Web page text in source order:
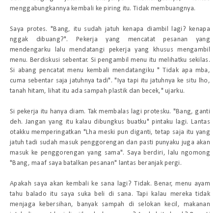
menggabungkannya kembali ke piring itu. Tidak membuangnya.
Saya protes. "Bang, itu sudah jatuh kenapa diambil lagi? kenapa
nggak dibuang?". Pekerja yang mencatat pesanan yang
mendengarku lalu mendatangi pekerja yang khusus mengambil
menu. Berdiskusi sebentar. Si pengambil menu itu melihatku sekilas.
Si abang pencatat menu kembali mendatangiku " Tidak apa mba,
cuma sebentar saja jatuhnya tadi". "Iya tapi itu jatuhnya ke situ lho,
tanah hitam, lihat itu ada sampah plastik dan becek," ujarku.
Si pekerja itu hanya diam. Tak membalas lagi protesku. "Bang, ganti
deh. Jangan yang itu kalau dibungkus buatku" pintaku lagi. Lantas
otakku memperingatkan "Lha meski pun diganti, tetap saja itu yang
jatuh tadi sudah masuk penggorengan dan pasti punyaku juga akan
masuk ke penggorengan yang sama". Saya berdiri, lalu ngomong
"Bang, maaf saya batalkan pesanan" lantas beranjak pergi.
Apakah saya akan kembali ke sana lagi? Tidak. Benar, menu ayam
tahu balado itu saya suka beli di sana. Tapi kalau mereka tidak
menjaga kebersihan, banyak sampah di selokan kecil, makanan